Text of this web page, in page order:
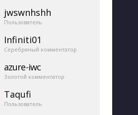
jwswnhshh
Пользователь
Infiniti01
Серебряный комментатор
azure-​iwc
Золотой комментатор
Taqufi
Пользователь